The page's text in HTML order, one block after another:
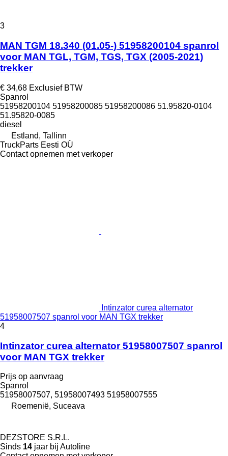
3
MAN TGM 18.340 (01.05-) 51958200104 spanrol
voor MAN TGL, TGM, TGS, TGX (2005-2021)
trekker
€ 34,68 Exclusief BTW
Spanrol
51958200104 51958200085 51958200086 51.95820-0104
51.95820-0085
diesel
Estland, Tallinn
TruckParts Eesti OÜ
Contact opnemen met verkoper
Intinzator curea alternator
51958007507 spanrol voor MAN TGX trekker
4
Intinzator curea alternator 51958007507 spanrol
voor MAN TGX trekker
Prijs op aanvraag
Spanrol
51958007507, 51958007493 51958007555
Roemenië, Suceava
DEZSTORE S.R.L.
Sinds 14 jaar bij Autoline